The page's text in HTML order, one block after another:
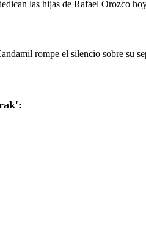
las hijas de Rafael Orozco
rompe el silencio sobre su